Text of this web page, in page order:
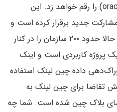
است که آینده بخش اوراکل (oracle) را رقم خواهد زد. این
در سال ۲۰۲۰ حدود ۱۱۲ مشارکت جدید برقرار کرده است و
از زمان راه‌اندازی شبکه اصلی تا حالا حدود ۲۰۰ سازمان را در کنار
پروژه کاربردی است و اینک
خوراک‌دهی داده چین لینک استفاده
تقاضا برای چین لینک به
بلاک چین شده‌ است. شما چه